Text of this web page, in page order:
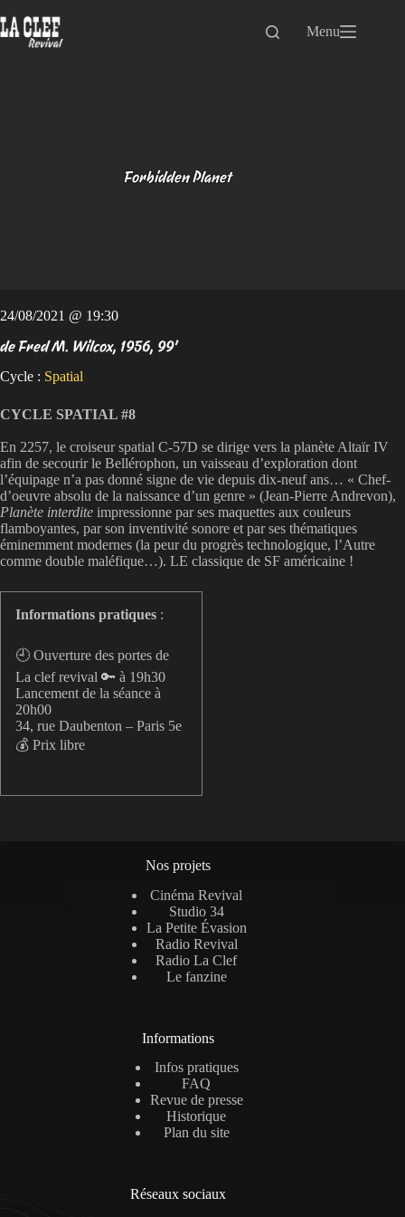
au
contenu
Menu
Forbidden Planet
24/08/2021 @ 19:30
de Fred M. Wilcox, 1956, 99'
Cycle : Spatial
CYCLE SPATIAL #8
En 2257, le croiseur spatial C-57D se dirige vers la planète Altaïr IV
afin de secourir le Bellérophon, un vaisseau d’exploration dont
l’équipage n’a pas donné signe de vie depuis dix-neuf ans… « Chef-
d’oeuvre absolu de la naissance d’un genre » (Jean-Pierre Andrevon),
Planète interdite impressionne par ses maquettes aux couleurs
flamboyantes, par son inventivité sonore et par ses thématiques
éminemment modernes (la peur du progrès technologique, l’Autre
comme double maléfique…). LE classique de SF américaine !
Informations pratiques :
🕘 Ouverture des portes de
La clef revival 🔑 à 19h30
Lancement de la séance à
20h00
34, rue Daubenton – Paris 5e
💰 Prix libre
Nos projets
Cinéma Revival
Studio 34
La Petite Évasion
Radio Revival
Radio La Clef
Le fanzine
Informations
Infos pratiques
FAQ
Revue de presse
Historique
Plan du site
Réseaux sociaux